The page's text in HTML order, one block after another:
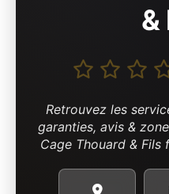
&
Retrouvez les
garanties, avis &
Cage Thouard & Fils